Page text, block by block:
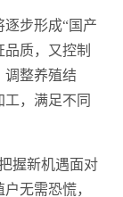
步形成“国产
质，又控制
调整养殖结
，满足不同
握新机遇面对
无需恐慌，